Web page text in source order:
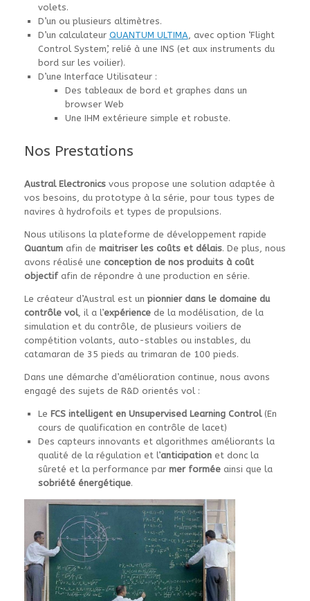
volets.
D’un ou plusieurs altimètres.
D’un calculateur QUANTUM ULTIMA, avec option ‘Flight
Control System’, relié à une INS (et aux instruments du
bord sur les voilier).
D’une Interface Utilisateur :
Des tableaux de bord et graphes dans un
browser Web
Une IHM extérieure simple et robuste.
Nos Prestations
Austral Electronics vous propose une solution adaptée à
vos besoins, du prototype à la série, pour tous types de
navires à hydrofoils et types de propulsions.
Nous utilisons la plateforme de développement rapide
Quantum afin de maitriser les coûts et délais. De plus, nous
avons réalisé une conception de nos produits à coût
objectif afin de répondre à une production en série.
Le créateur d’Austral est un pionnier dans le domaine du
contrôle vol, il a l’expérience de la modélisation, de la
simulation et du contrôle, de plusieurs voiliers de
compétition volants, auto-stables ou instables, du
catamaran de 35 pieds au trimaran de 100 pieds.
Dans une démarche d’amélioration continue, nous avons
engagé des sujets de R&D orientés vol :
Le FCS intelligent en Unsupervised Learning Control(En
cours de qualification en contrôle de lacet)
Des capteurs innovants et algorithmes améliorants la
qualité de la régulation et l’anticipationet donc la
sûreté et la performance par mer forméeainsi que la
sobriété énergétique.